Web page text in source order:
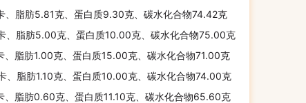
、脂肪5.81克、蛋白质9.30克、碳水化合物74.42克
、脂肪5.00克、蛋白质10.00克、碳水化合物75.00克
、脂肪1.00克、蛋白质15.00克、碳水化合物71.00克
、脂肪1.10克、蛋白质10.00克、碳水化合物74.00克
、脂肪0.60克、蛋白质11.10克、碳水化合物65.60克